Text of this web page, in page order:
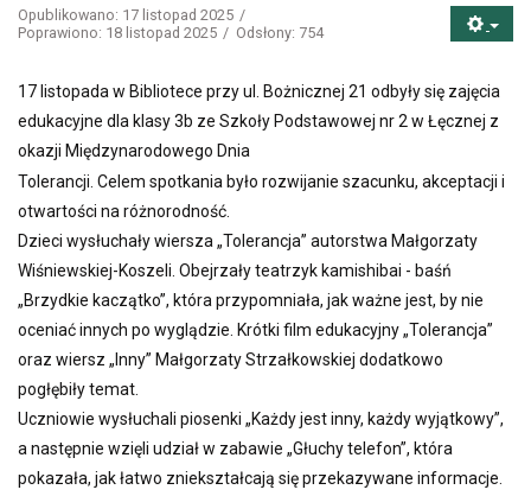
Opublikowano: 17 listopad 2025
Poprawiono: 18 listopad 2025
Odsłony: 754
17 listopada w Bibliotece przy ul. Bożnicznej 21 odbyły się zajęcia
edukacyjne dla klasy 3b ze Szkoły Podstawowej nr 2 w Łęcznej z
okazji Międzynarodowego Dnia
Tolerancji. Celem spotkania było rozwijanie szacunku, akceptacji i
otwartości na różnorodność.
Dzieci wysłuchały wiersza „Tolerancja” autorstwa Małgorzaty
Wiśniewskiej-Koszeli. Obejrzały teatrzyk kamishibai - baśń
„Brzydkie kaczątko”, która przypomniała, jak ważne jest, by nie
oceniać innych po wyglądzie. Krótki film edukacyjny „Tolerancja”
oraz wiersz „Inny” Małgorzaty Strzałkowskiej dodatkowo
pogłębiły temat.
Uczniowie wysłuchali piosenki „Każdy jest inny, każdy wyjątkowy”,
a następnie wzięli udział w zabawie „Głuchy telefon”, która
pokazała, jak łatwo zniekształcają się przekazywane informacje.